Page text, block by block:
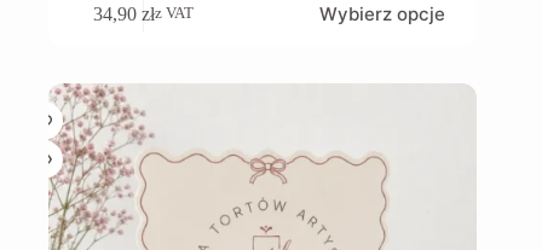
34,90złz VAT Wybierz opcje